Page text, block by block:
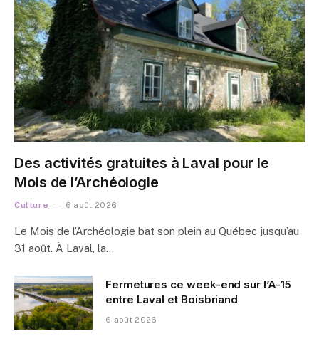
Des activités gratuites à Laval pour le
Mois de l’Archéologie
Culture 6 août 2026
Le Mois de l’Archéologie bat son plein au Québec jusqu’au
31 août. À Laval, la…
Fermetures ce week-end sur l’A-15
entre Laval et Boisbriand
6 août 2026